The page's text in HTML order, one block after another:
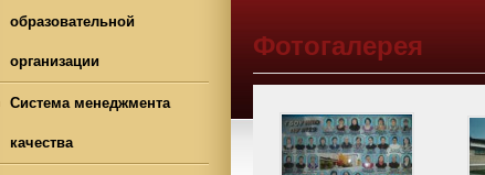
Фотогалерея
образовательной
организации
Система менеджмента
качества